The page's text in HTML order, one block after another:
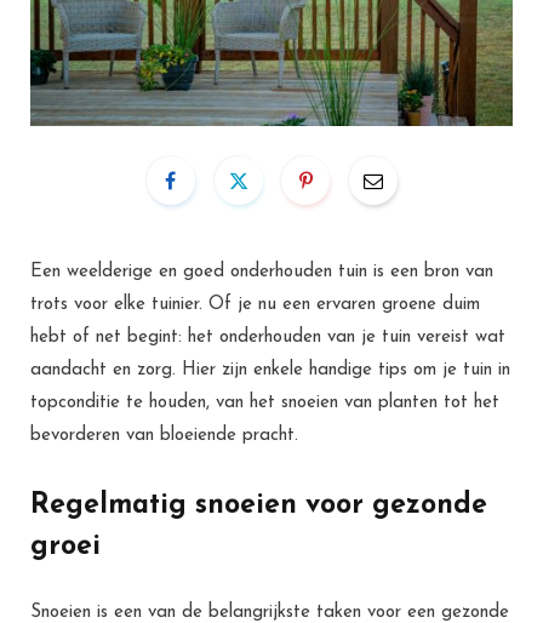
Een weelderige en goed onderhouden tuin is een bron van
trots voor elke tuinier. Of je nu een ervaren groene duim
hebt of net begint: het onderhouden van je tuin vereist wat
aandacht en zorg. Hier zijn enkele handige tips om je tuin in
topconditie te houden, van het snoeien van planten tot het
bevorderen van bloeiende pracht.
Regelmatig snoeien voor gezonde
groei
Snoeien is een van de belangrijkste taken voor een gezonde